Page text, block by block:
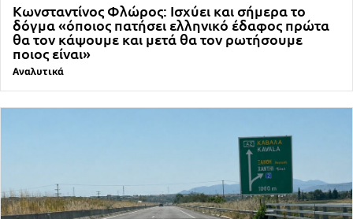
Κωνσταντίνος Φλώρος: Ισχύει και σήμερα το
δόγμα «όποιος πατήσει ελληνικό έδαφος πρώτα
θα τον κάψουμε και μετά θα τον ρωτήσουμε
ποιος είναι»
Αναλυτικά